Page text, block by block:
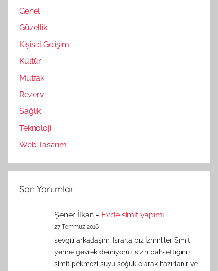
Genel
Güzellik
Kişisel Gelişim
Kültür
Mutfak
Rezerv
Sağlık
Teknoloji
Web Tasarım
Son Yorumlar
Şener İlkan - Evde simit yapımı
27 Temmuz 2016
sevgili arkadaşım, Israrla biz İzmirliler Simit
yerine gevrek demiyoruz sizin bahsettiğiniz
simit pekmezi suyu soğuk olarak hazırlanır ve